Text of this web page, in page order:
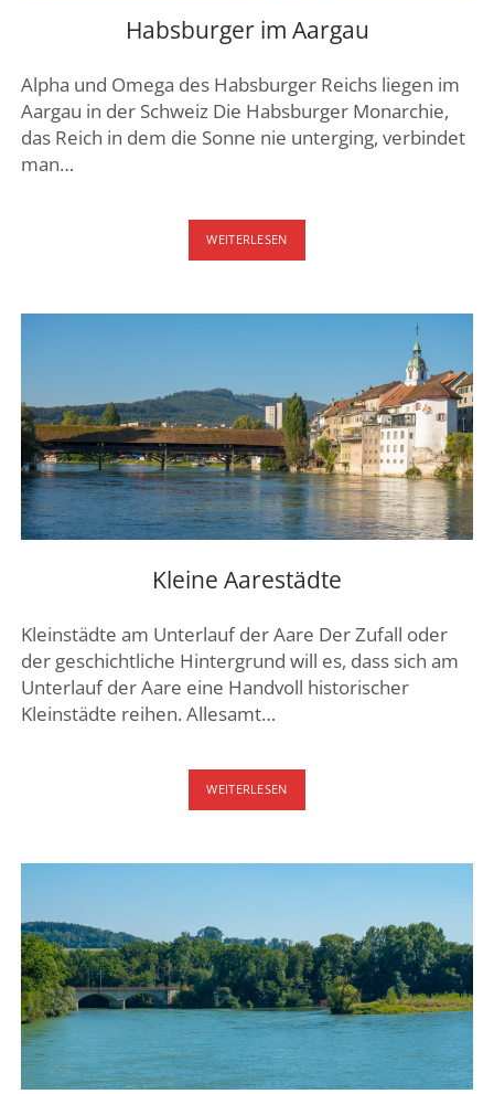
Habsburger im Aargau
Alpha und Omega des Habsburger Reichs liegen im
Aargau in der Schweiz Die Habsburger Monarchie,
das Reich in dem die Sonne nie unterging, verbindet
man…
WEITERLESENHABSBURGER
IM
Kleine Aarestädte
Kleinstädte am Unterlauf der Aare Der Zufall oder
der geschichtliche Hintergrund will es, dass sich am
Unterlauf der Aare eine Handvoll historischer
Kleinstädte reihen. Allesamt…
WEITERLESENKLEINE
AARESTÄDTE